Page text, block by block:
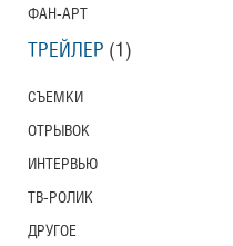
ФАН-АРТ
ТРЕЙЛЕР (1)
СЪЕМКИ
ОТРЫВОК
ИНТЕРВЬЮ
ТВ-РОЛИК
ДРУГОЕ